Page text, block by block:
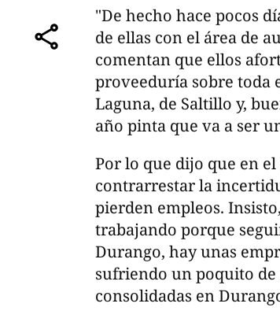
comparte
"De hecho hace pocos
de ellas con el área de
comentan que ellos
proveeduría sobre toda
Laguna, de Saltillo y,
año pinta que va a ser
Por lo que dijo que en
contrarrestar la
pierden empleos.
trabajando porque
Durango, hay unas
sufriendo un poquito de
consolidadas en